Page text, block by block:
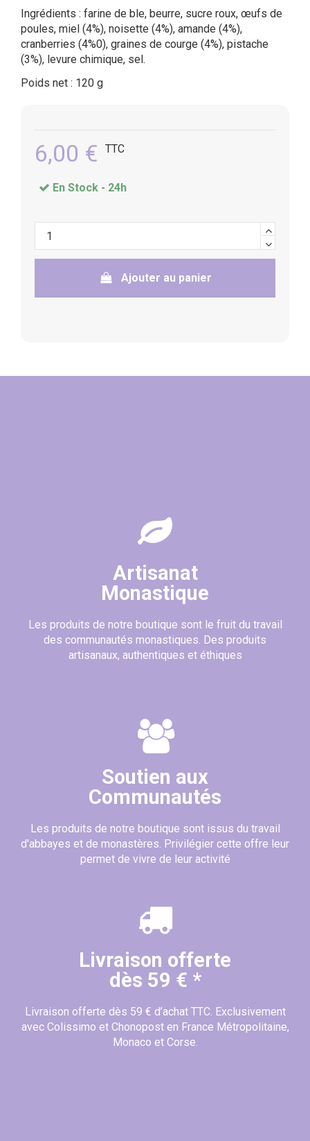
Ingrédients : farine de ble, beurre, sucre roux, œufs de
poules, miel (4%), noisette (4%), amande (4%),
cranberries (4%0), graines de courge (4%), pistache
(3%), levure chimique, sel.
Poids net : 120 g
6,00 € TTC
En Stock - 24h
Ajouter au panier
Artisanat
Monastique
Les produits de notre boutique sont le fruit du travail
des communautés monastiques. Des produits
artisanaux, authentiques et éthiques
Soutien aux
Communautés
Les produits de notre boutique sont issus du travail
d'abbayes et de monastères. Privilégier cette offre leur
permet de vivre de leur activité
Livraison offerte
dès 59 € *
Livraison offerte dès 59 € d’achat TTC. Exclusivement
avec Colissimo et Chonopost en France Métropolitaine,
Monaco et Corse.